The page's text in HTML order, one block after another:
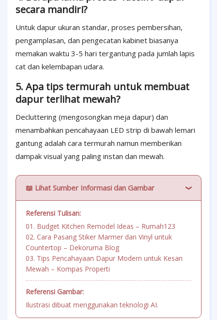
secara mandiri?
Untuk dapur ukuran standar, proses pembersihan,
pengamplasan, dan pengecatan kabinet biasanya
memakan waktu 3-5 hari tergantung pada jumlah lapis
cat dan kelembapan udara.
5. Apa tips termurah untuk membuat
dapur terlihat mewah?
Decluttering (mengosongkan meja dapur) dan
menambahkan pencahayaan LED strip di bawah lemari
gantung adalah cara termurah namun memberikan
dampak visual yang paling instan dan mewah.
📖 Lihat Sumber Informasi dan Gambar
Referensi Tulisan:
01. Budget Kitchen Remodel Ideas – Rumah123
02. Cara Pasang Stiker Marmer dan Vinyl untuk
Countertop – Dekoruma Blog
03. Tips Pencahayaan Dapur Modern untuk Kesan
Mewah – Kompas Properti
Referensi Gambar:
Ilustrasi dibuat menggunakan teknologi AI.